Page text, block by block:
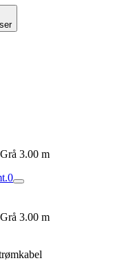
3.00 m
0
3.00 m